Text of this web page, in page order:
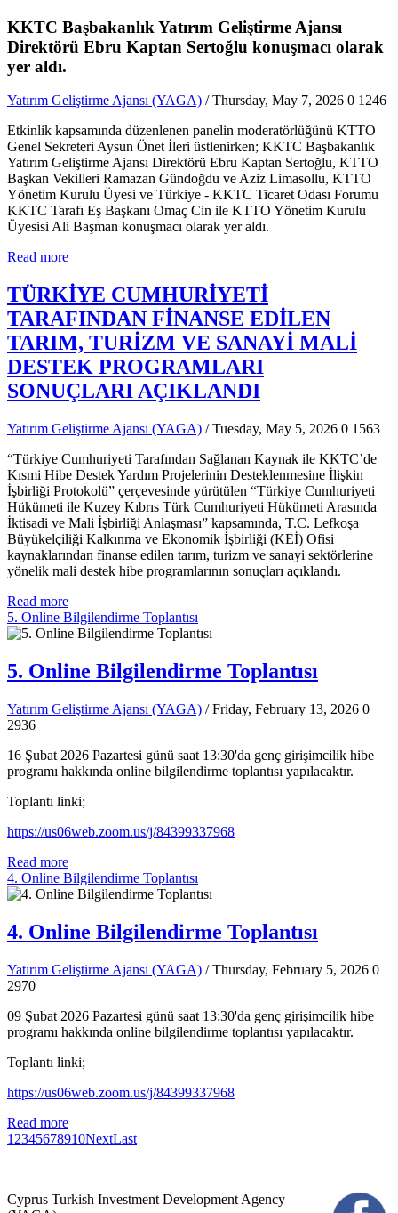
KKTC Başbakanlık Yatırım Geliştirme Ajansı
Direktörü Ebru Kaptan Sertoğlu konuşmacı olarak
yer aldı.
Yatırım Geliştirme Ajansı (YAGA) / Thursday, May 7, 2026 0 1246
Etkinlik kapsamında düzenlenen panelin moderatörlüğünü KTTO
Genel Sekreteri Aysun Önet İleri üstlenirken; KKTC Başbakanlık
Yatırım Geliştirme Ajansı Direktörü Ebru Kaptan Sertoğlu, KTTO
Başkan Vekilleri Ramazan Gündoğdu ve Aziz Limasollu, KTTO
Yönetim Kurulu Üyesi ve Türkiye - KKTC Ticaret Odası Forumu
KKTC Tarafı Eş Başkanı Omaç Cin ile KTTO Yönetim Kurulu
Üyesisi Ali Başman konuşmacı olarak yer aldı.
Read more
TÜRKİYE CUMHURİYETİ
TARAFINDAN FİNANSE EDİLEN
TARIM, TURİZM VE SANAYİ MALİ
DESTEK PROGRAMLARI
SONUÇLARI AÇIKLANDI
Yatırım Geliştirme Ajansı (YAGA) / Tuesday, May 5, 2026 0 1563
“Türkiye Cumhuriyeti Tarafından Sağlanan Kaynak ile KKTC’de
Kısmi Hibe Destek Yardım Projelerinin Desteklenmesine İlişkin
İşbirliği Protokolü” çerçevesinde yürütülen “Türkiye Cumhuriyeti
Hükümeti ile Kuzey Kıbrıs Türk Cumhuriyeti Hükümeti Arasında
İktisadi ve Mali İşbirliği Anlaşması” kapsamında, T.C. Lefkoşa
Büyükelçiliği Kalkınma ve Ekonomik İşbirliği (KEİ) Ofisi
kaynaklarından finanse edilen tarım, turizm ve sanayi sektörlerine
yönelik mali destek hibe programlarının sonuçları açıklandı.
Read more
5. Online Bilgilendirme Toplantısı
5. Online Bilgilendirme Toplantısı
Yatırım Geliştirme Ajansı (YAGA) / Friday, February 13, 2026 0
2936
16 Şubat 2026 Pazartesi günü saat 13:30'da genç girişimcilik hibe
programı hakkında online bilgilendirme toplantısı yapılacaktır.
Toplantı linki;
https://us06web.zoom.us/j/84399337968
Read more
4. Online Bilgilendirme Toplantısı
4. Online Bilgilendirme Toplantısı
Yatırım Geliştirme Ajansı (YAGA) / Thursday, February 5, 2026 0
2970
09 Şubat 2026 Pazartesi günü saat 13:30'da genç girişimcilik hibe
programı hakkında online bilgilendirme toplantısı yapılacaktır.
Toplantı linki;
https://us06web.zoom.us/j/84399337968
Read more
1 2345678910NextLast
Cyprus Turkish Investment Development Agency